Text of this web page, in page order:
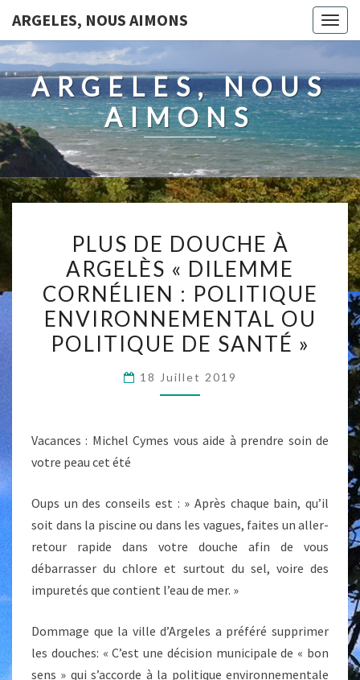
ARGELES, NOUS AIMONS
ARGELES, NOUS
AIMONS
DE
DOUCHE
À
ARGELÈS
« DILEMME
CORNÉLIEN
:
POLITIQUE
OU
SANTÉ »
PLUS DE DOUCHE À
ARGELÈS « DILEMME
CORNÉLIEN : POLITIQUE
ENVIRONNEMENTAL OU
POLITIQUE DE SANTÉ »
18 Juillet 2019
Vacances : Michel Cymes vous aide à prendre soin de
votre peau cet été
Oups un des conseils est : » Après chaque bain, qu’il
soit dans la piscine ou dans les vagues, faites un aller-
retour rapide dans votre douche afin de vous
débarrasser du chlore et surtout du sel, voire des
impuretés que contient l’eau de mer. »
Dommage que la ville d’Argeles a préféré supprimer
les douches: « C’est une décision municipale de « bon
sens » qui s’accorde à la politique environnementale